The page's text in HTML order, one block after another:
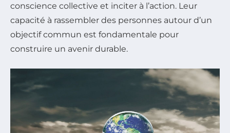
conscience collective et inciter à l’action. Leur
capacité à rassembler des personnes autour d’un
objectif commun est fondamentale pour
construire un avenir durable.